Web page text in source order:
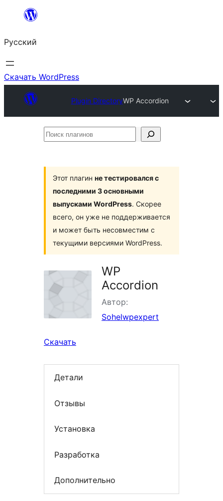
Перейти
содержимому
Русский
Скачать WordPress
Plugin DirectoryWP Accordion
Поиск
Этот плагин не тестировался с
последними 3 основными
выпусками WordPress. Скорее
всего, он уже не поддерживается
и может быть несовместим с
текущими версиями WordPress.
WP
Accordion
Автор:
Sohelwpexpert
Скачать
Детали
Отзывы
Установка
Разработка
Дополнительно